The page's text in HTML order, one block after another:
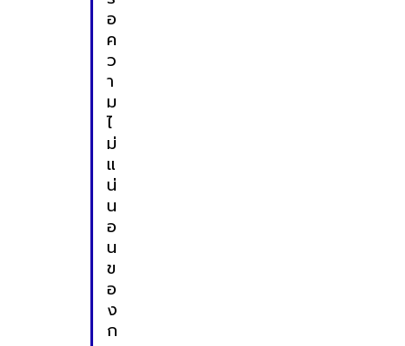
อ
ค
ว
า
ม
ไ
ม่
แ
น่
น
อ
น
ข
อ
ง
ก